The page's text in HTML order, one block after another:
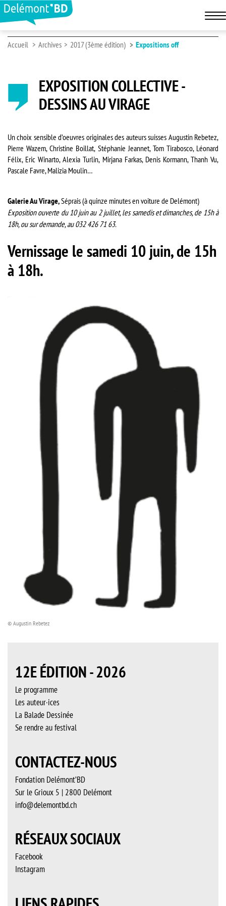
Accueil Archives 2017 (3ème édition) Expositions off
EXPOSITION COLLECTIVE -
DESSINS AU VIRAGE
Un choix sensible d’oeuvres originales des auteurs suisses Augustin Rebetez,
Pierre Wazem, Christine Boillat, Stéphanie Jeannet, Tom Tirabosco, Léonard
Félix, Eric Winarto, Alexia Turlin, Mirjana Farkas, Denis Kormann, Thanh Vu,
Pascale Favre, Malizia Moulin…
Galerie Au Virage,Séprais (à quinze minutes en voiture de Delémont)
Exposition ouverte du 10 juin au 2 juillet, les samedis et dimanches, de 15h à
18h, ou sur demande, au 032 426 71 63.
Vernissage le samedi 10 juin, de 15h
à 18h.
© Augustin Rebetez
12E ÉDITION - 2026
Le programme
Les auteur·ices
La Balade Dessinée
Se rendre au festival
CONTACTEZ-NOUS
Fondation Delémont’BD
Sur le Grioux 5 | 2800 Delémont
info@delemontbd.ch
RÉSEAUX SOCIAUX
Facebook
Instagram